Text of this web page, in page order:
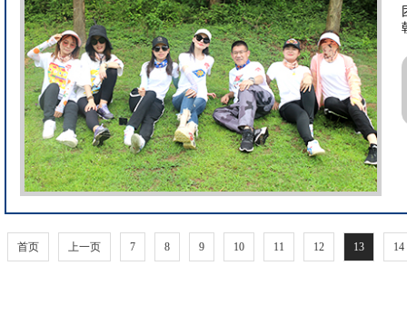
首页 上一页 7 8 9 10 11 12 13 14